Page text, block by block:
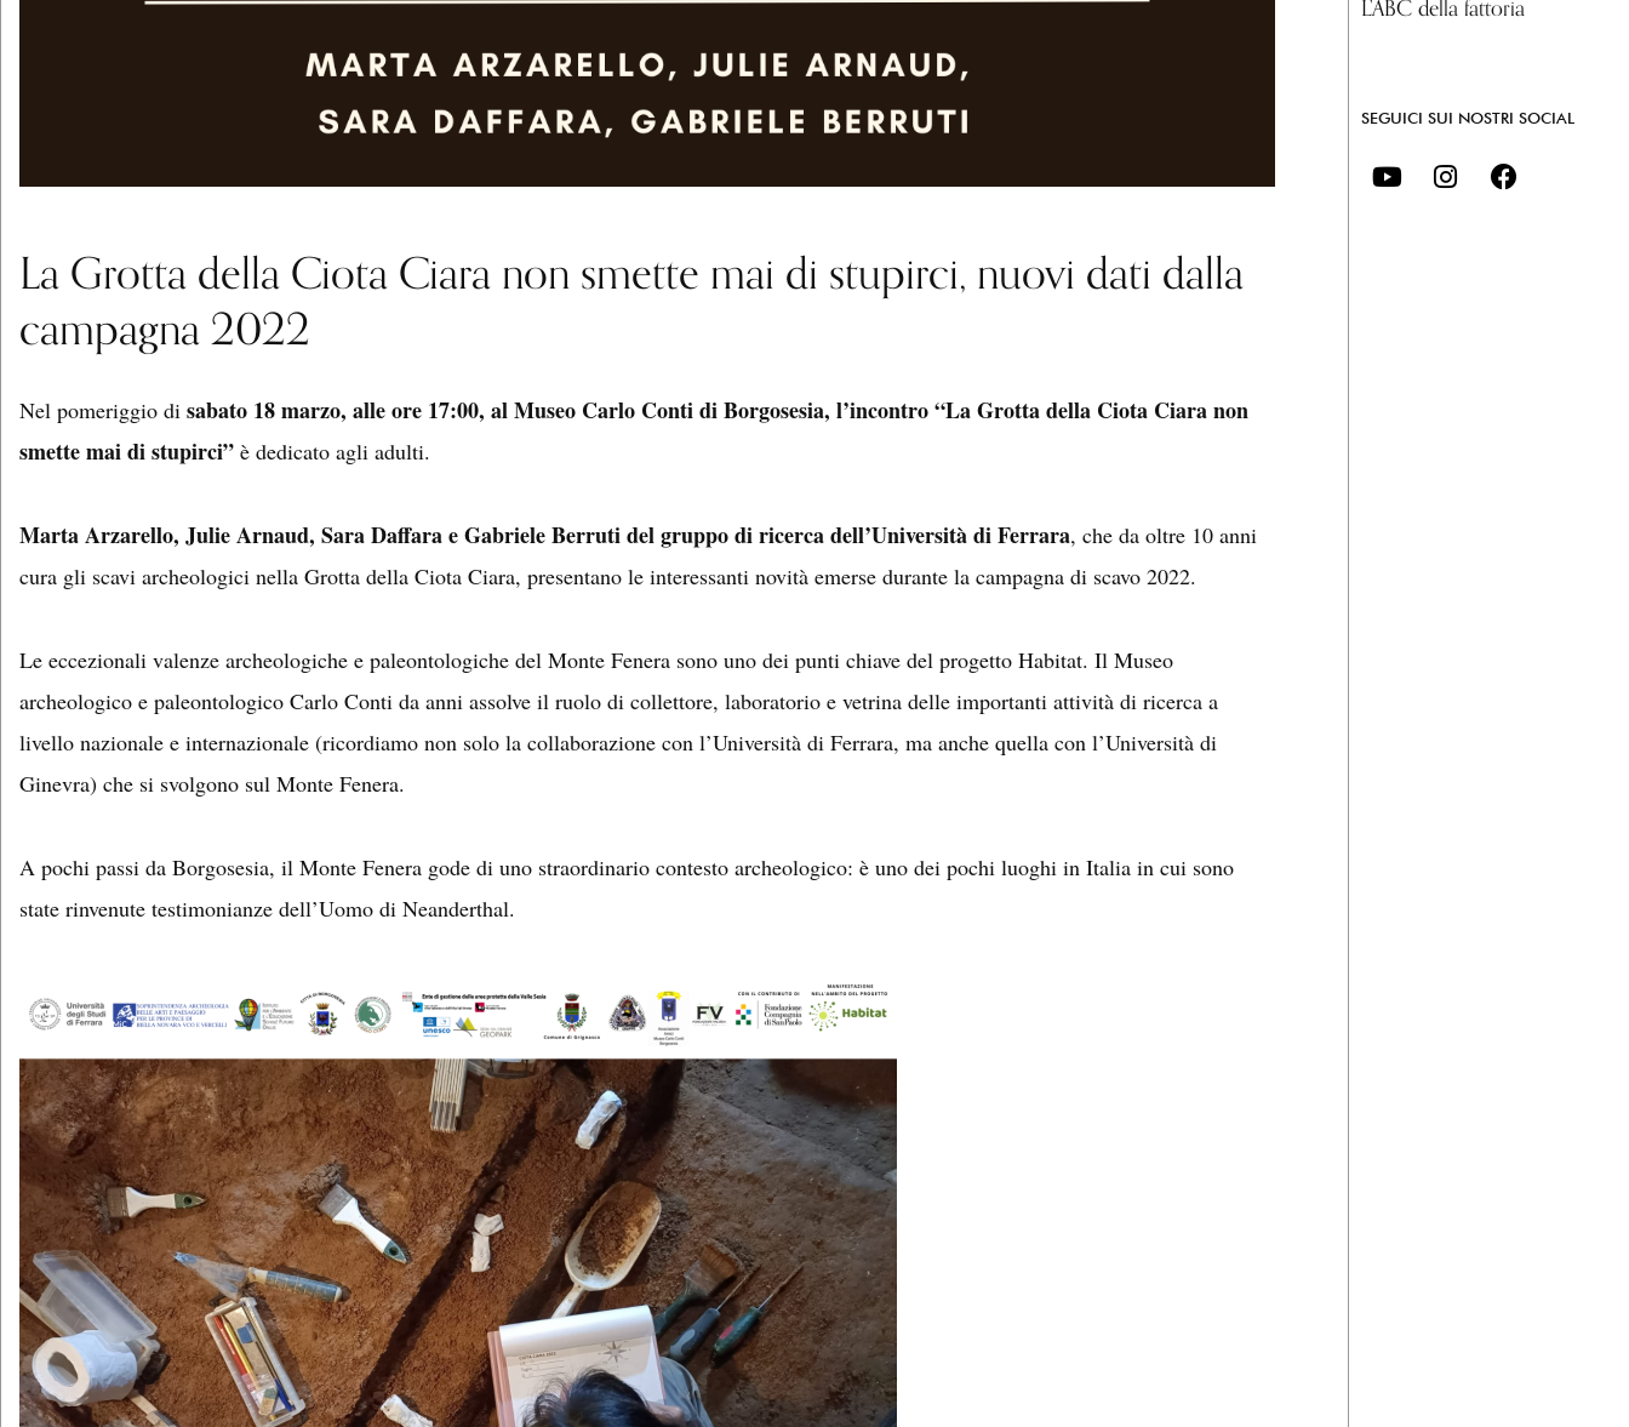
La Grotta della Ciota Ciara non smette mai di stupirci, nuovi dati dalla
campagna 2022
Nel pomeriggio di sabato 18 marzo, alle ore 17:00, al Museo Carlo Conti di Borgosesia, l’incontro “La Grotta della Ciota Ciara non
smette mai di stupirci” è dedicato agli adulti.
Marta Arzarello, Julie Arnaud, Sara Daffara e Gabriele Berruti del gruppo di ricerca dell’Università di Ferrara, che da oltre 10 anni
cura gli scavi archeologici nella Grotta della Ciota Ciara, presentano le interessanti novità emerse durante la campagna di scavo 2022.
Le eccezionali valenze archeologiche e paleontologiche del Monte Fenera sono uno dei punti chiave del progetto Habitat. Il Museo
archeologico e paleontologico Carlo Conti da anni assolve il ruolo di collettore, laboratorio e vetrina delle importanti attività di ricerca a
livello nazionale e internazionale (ricordiamo non solo la collaborazione con l’Università di Ferrara, ma anche quella con l’Università di
Ginevra) che si svolgono sul Monte Fenera.
A pochi passi da Borgosesia, il Monte Fenera gode di uno straordinario contesto archeologico: è uno dei pochi luoghi in Italia in cui sono
state rinvenute testimonianze dell’Uomo di Neanderthal.
L’ABC della fattoria
SEGUICI SUI NOSTRI SOCIAL